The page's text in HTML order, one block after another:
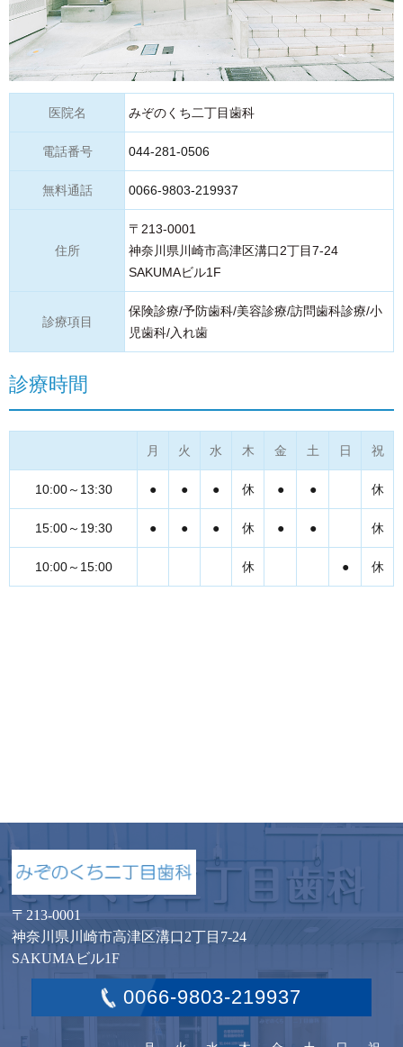
医院名 みぞのくち二丁目歯科
電話番号 044-281-0506
無料通話 0066-9803-219937
住所
〒213-0001
神奈川県川崎市高津区溝口2丁目7-24
SAKUMAビル1F
診療項目
保険診療/予防歯科/美容診療/訪問歯科診療/小
児歯科/入れ歯
診療時間
月 火 水 木 金 土 日 祝
10:00～13:30 ● ● ● 休 ● ● 休
15:00～19:30 ● ● ● 休 ● ● 休
10:00～15:00 休 ● 休
〒213-0001
神奈川県川崎市高津区溝口2丁目7-24
SAKUMAビル1F
0066-9803-219937